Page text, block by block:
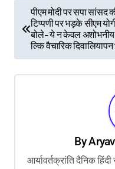
पीएम मोदी पर सपा सांसद
टिप्पणी पर भड़के सीएम
बोले- ये न केवल
ल्कि वैचारिक दिवालियापन
By
आर्यावर्तक्रांति दैनिक